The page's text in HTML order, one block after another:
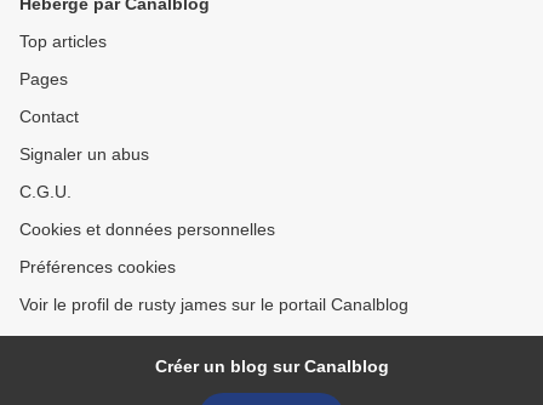
Top articles
Pages
Contact
Signaler un abus
C.G.U.
Cookies et données personnelles
Préférences cookies
Voir le profil de rusty james sur le portail Canalblog
Créer un blog sur Canalblog